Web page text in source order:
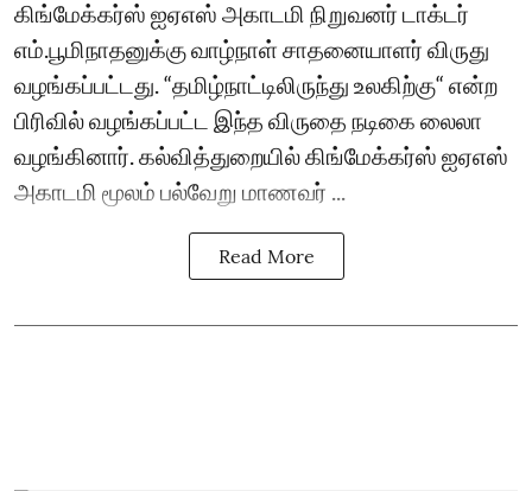
கிங்மேக்கர்ஸ் ஐஏஎஸ் அகாடமி நிறுவனர் டாக்டர்
எம்.பூமிநாதனுக்கு வாழ்நாள் சாதனையாளர் விருது
வழங்கப்பட்டது. “தமிழ்நாட்டிலிருந்து உலகிற்கு“ என்ற
பிரிவில் வழங்கப்பட்ட இந்த விருதை நடிகை லைலா
வழங்கினார். கல்வித்துறையில் கிங்மேக்கர்ஸ் ஐஏஎஸ்
அகாடமி மூலம் பல்வேறு மாணவர் ...
Read More